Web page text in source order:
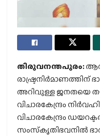
തിരുവനന്തപുരം:
രാഷ്ട്രനിര്‍മാണത്തിന്
അറിവുള്ള ജനതയെ
വിചാരകേന്ദ്രം
വിചാരകേന്ദ്രം
സംസ്‌കൃതിഭവനില്‍